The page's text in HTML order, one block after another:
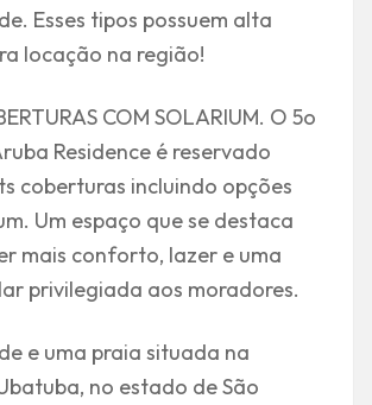
Esses tipos possuem alta
locação na região!
COM SOLARIUM. O 5o
Residence é reservado
coberturas incluindo opções
Um espaço que se destaca
mais conforto, lazer e uma
privilegiada aos moradores.
e uma praia situada na
no estado de São